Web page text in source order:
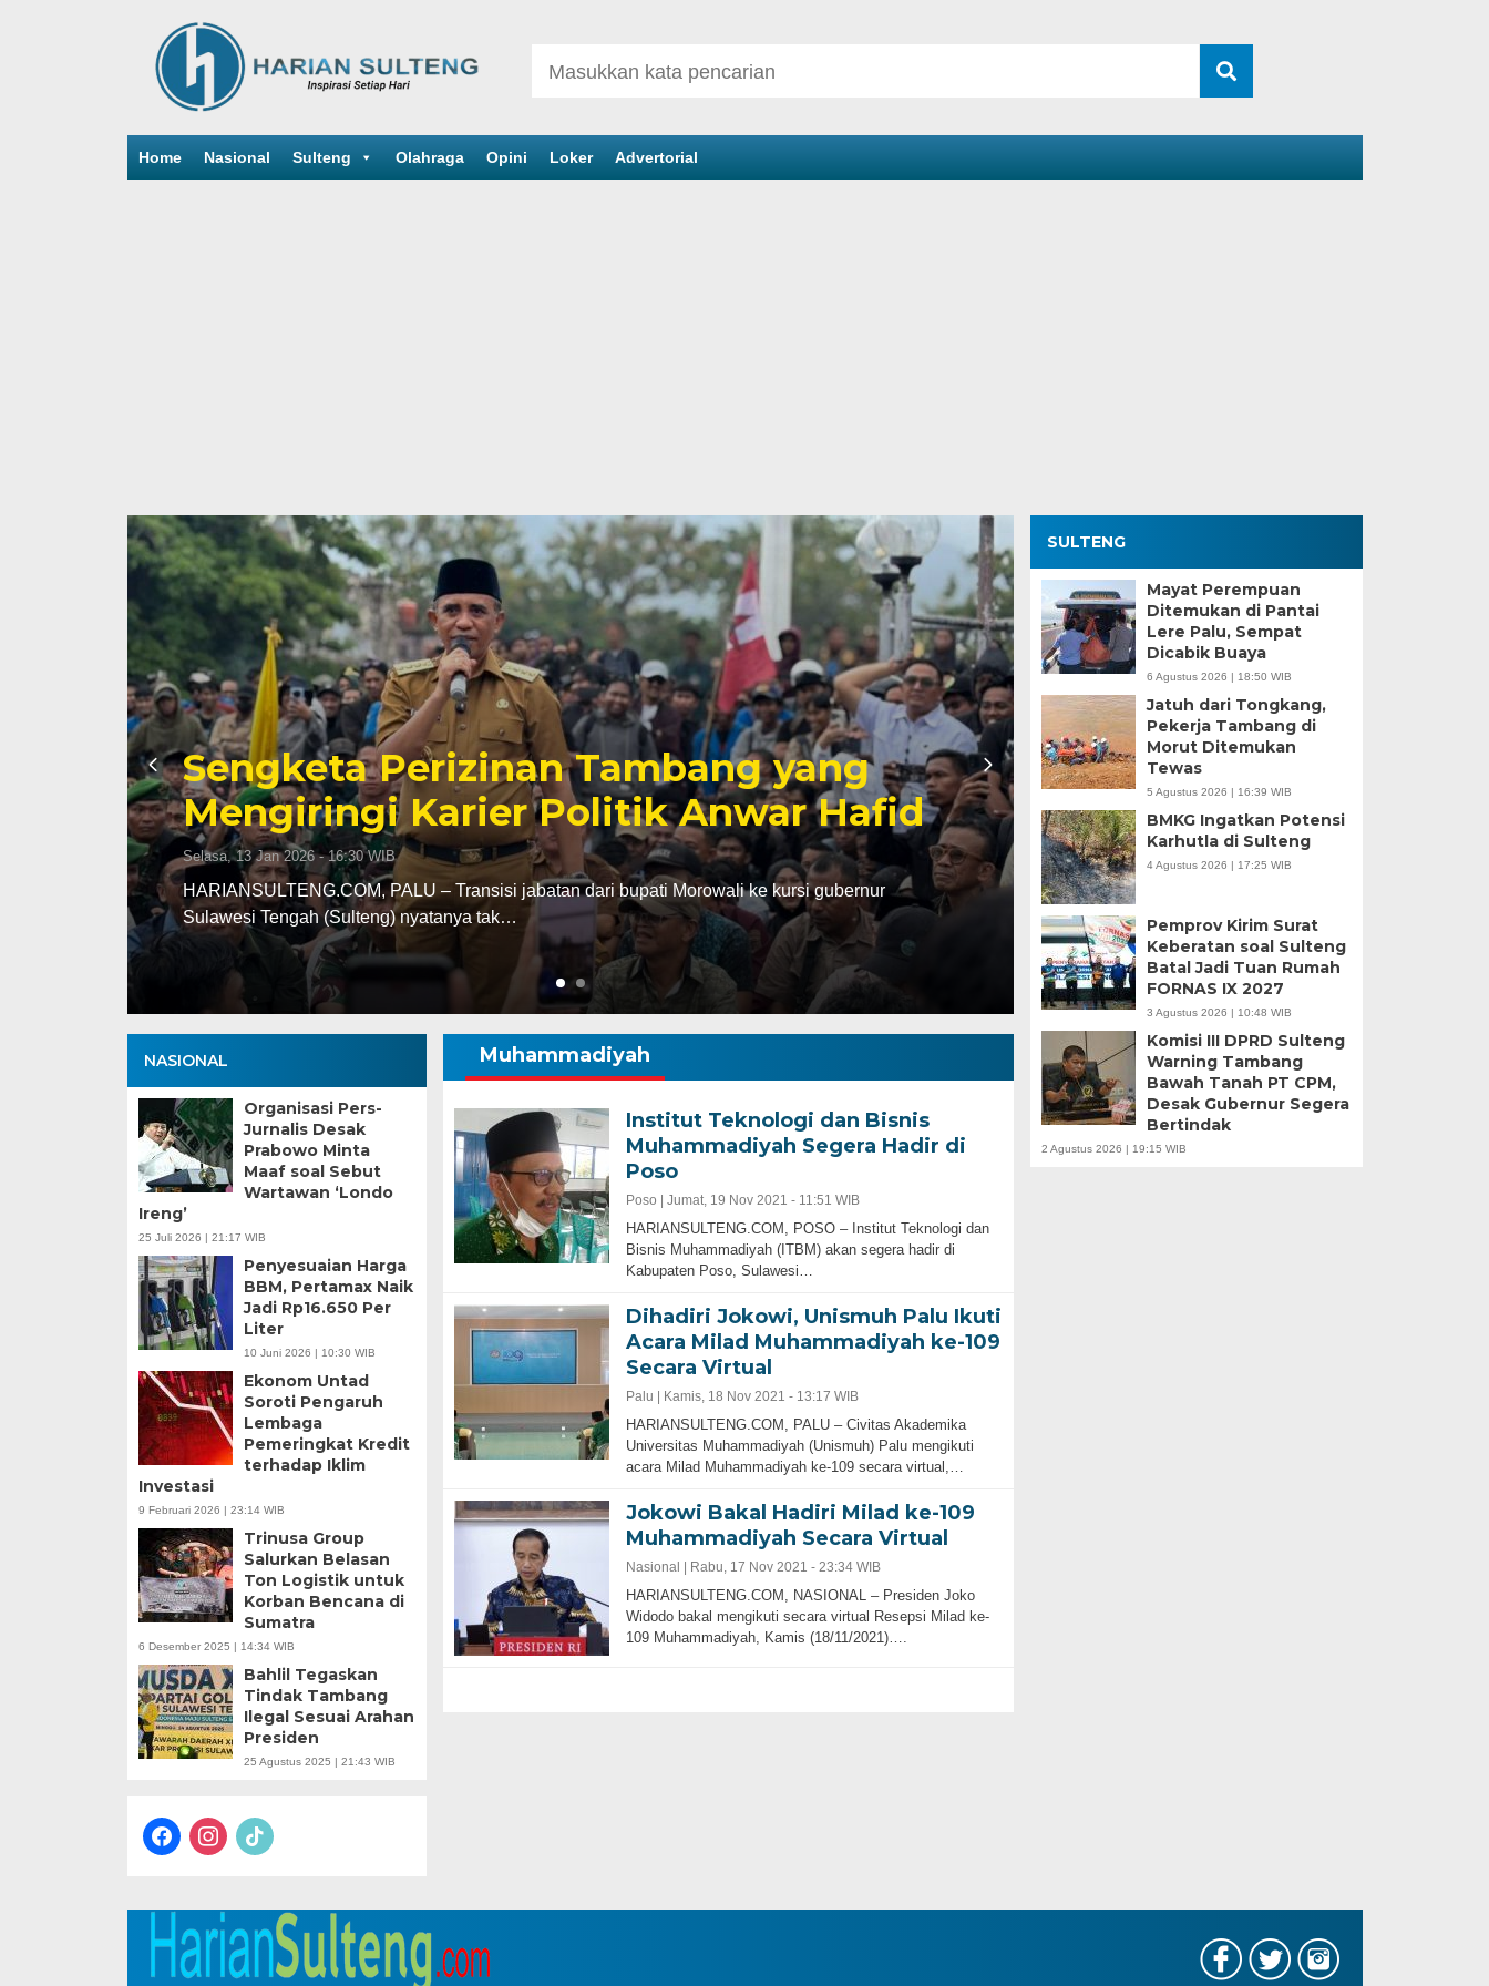
Home Nasional Sulteng Olahraga Opini Loker Advertorial
Sengketa Perizinan Tambang yang
Mengiringi Karier Politik Anwar Hafid
Selasa, 13 Jan 2026 - 16:30 WIB
HARIANSULTENG.COM, PALU – Transisi jabatan dari bupati Morowali ke kursi gubernur
Sulawesi Tengah (Sulteng) nyatanya tak…
Kesaksian Buruh
Industri Nikel di
Minggu, 5 Jan 2025 - 18:59 WIB
HARIANSULTENG.COM, MOROWALI – Industri
punggung ekspor nasional. Mantra hilirisasi terus…
NASIONAL
Organisasi Pers-
Jurnalis Desak
Prabowo Minta
Maaf soal Sebut
Wartawan ‘Londo
Ireng’
25 Juli 2026 | 21:17 WIB
Penyesuaian Harga
BBM, Pertamax Naik
Jadi Rp16.650 Per
Liter
10 Juni 2026 | 10:30 WIB
Ekonom Untad
Soroti Pengaruh
Lembaga
Pemeringkat Kredit
terhadap Iklim
Investasi
9 Februari 2026 | 23:14 WIB
Trinusa Group
Salurkan Belasan
Ton Logistik untuk
Korban Bencana di
Sumatra
6 Desember 2025 | 14:34 WIB
Bahlil Tegaskan
Tindak Tambang
Ilegal Sesuai Arahan
Presiden
25 Agustus 2025 | 21:43 WIB
facebookinstagram
tiktok
Muhammadiyah
Institut Teknologi dan Bisnis
Muhammadiyah Segera Hadir di
Poso
Poso | Jumat, 19 Nov 2021 - 11:51 WIB
HARIANSULTENG.COM, POSO – Institut Teknologi dan
Bisnis Muhammadiyah (ITBM) akan segera hadir di
Kabupaten Poso, Sulawesi…
Dihadiri Jokowi, Unismuh Palu Ikuti
Acara Milad Muhammadiyah ke-109
Secara Virtual
Palu | Kamis, 18 Nov 2021 - 13:17 WIB
HARIANSULTENG.COM, PALU – Civitas Akademika
Universitas Muhammadiyah (Unismuh) Palu mengikuti
acara Milad Muhammadiyah ke-109 secara virtual,…
Jokowi Bakal Hadiri Milad ke-109
Muhammadiyah Secara Virtual
Nasional | Rabu, 17 Nov 2021 - 23:34 WIB
HARIANSULTENG.COM, NASIONAL – Presiden Joko
Widodo bakal mengikuti secara virtual Resepsi Milad ke-
109 Muhammadiyah, Kamis (18/11/2021)….
SULTENG
Mayat Perempuan
Ditemukan di Pantai
Lere Palu, Sempat
Dicabik Buaya
6 Agustus 2026 | 18:50 WIB
Jatuh dari Tongkang,
Pekerja Tambang di
Morut Ditemukan
Tewas
5 Agustus 2026 | 16:39 WIB
BMKG Ingatkan Potensi
Karhutla di Sulteng
4 Agustus 2026 | 17:25 WIB
Pemprov Kirim Surat
Keberatan soal Sulteng
Batal Jadi Tuan Rumah
FORNAS IX 2027
3 Agustus 2026 | 10:48 WIB
Komisi III DPRD Sulteng
Warning Tambang
Bawah Tanah PT CPM,
Desak Gubernur Segera
Bertindak
2 Agustus 2026 | 19:15 WIB